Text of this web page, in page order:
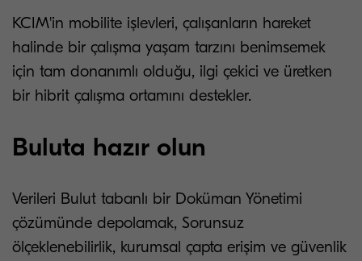
KCIM'in mobilite işlevleri, çalışanların hareket
halinde bir çalışma yaşam tarzını benimsemek
için tam donanımlı olduğu, ilgi çekici ve üretken
bir hibrit çalışma ortamını destekler.
Buluta hazır olun
Verileri Bulut tabanlı bir Doküman Yönetimi
çözümünde depolamak, Sorunsuz
ölçeklenebilirlik, kurumsal çapta erişim ve güvenlik